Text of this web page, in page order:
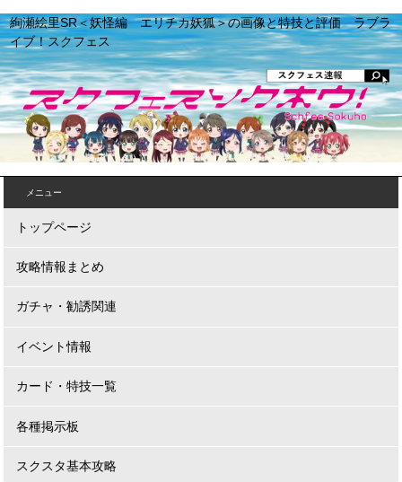
絢瀬絵里SR＜妖怪編 エリチカ妖狐＞の画像と特技と評価 ラブラ
イブ！スクフェス
メニュー
トップページ
攻略情報まとめ
ガチャ・勧誘関連
イベント情報
カード・特技一覧
各種掲示板
スクスタ基本攻略